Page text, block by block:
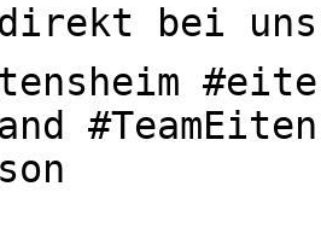
bei uns